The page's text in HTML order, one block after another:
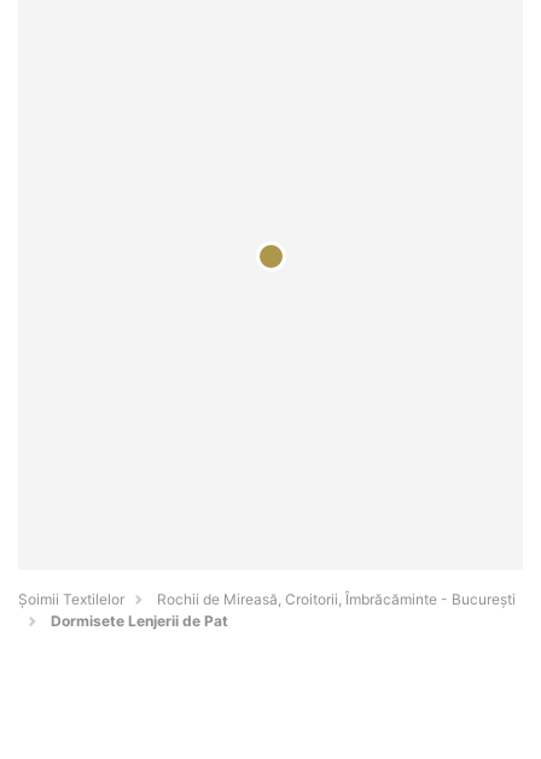
Șoimii Textilelor
Rochii de Mireasă, Croitorii, Îmbrăcăminte - Bucureşti
Dormisete Lenjerii de Pat